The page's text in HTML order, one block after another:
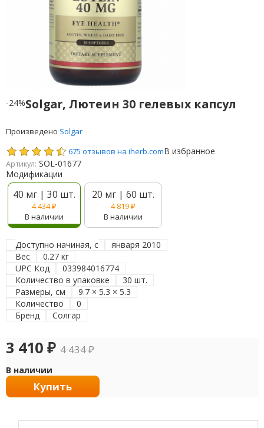
-24%Solgar, Лютеин 30 гелевых капсул
Произведено Solgar
675 отзывов на iherb.comВ избранное
Артикул: SOL-01677
Модификации
40 мг | 30 шт.
4 434₽
В наличии
20 мг | 60 шт.
4 819₽
В наличии
Доступно начиная, с
января 2010
Вес
0.27 кг
UPC Код
033984016774
Количество в упаковке
30 шт.
Размеры, см
9.7 × 5.3 × 5.3
Количество
0
Бренд
Солгар
3 410 ₽ 4 434₽
В наличии
Купить